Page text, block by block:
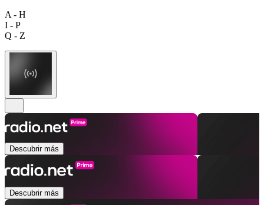
A - H
I - P
Q - Z
Descubrir más
Descubrir más